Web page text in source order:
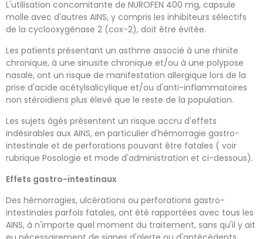
L'utilisation concomitante de NUROFEN 400 mg, capsule
molle avec d'autres AINS, y compris les inhibiteurs sélectifs
de la cyclooxygénase 2 (cox-2), doit être évitée.
Les patients présentant un asthme associé à une rhinite
chronique, à une sinusite chronique et/ou à une polypose
nasale, ont un risque de manifestation allergique lors de la
prise d'acide acétylsalicylique et/ou d'anti-inflammatoires
non stéroïdiens plus élevé que le reste de la population.
Les sujets âgés présentent un risque accru d'effets
indésirables aux AINS, en particulier d'hémorragie gastro-
intestinale et de perforations pouvant être fatales ( voir
rubrique Posologie et mode d'administration et ci-dessous).
Effets gastro-intestinaux
Des hémorragies, ulcérations ou perforations gastro-
intestinales parfois fatales, ont été rapportées avec tous les
AINS, à n'importe quel moment du traitement, sans qu'il y ait